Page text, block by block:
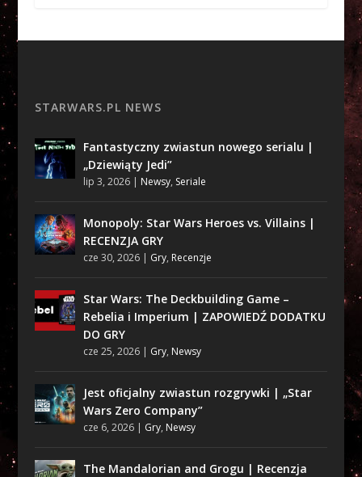
STARWARS.PL NEWS
Fantastyczny zwiastun nowego serialu |
„Dziewiąty Jedi”
lip 3, 2026| Newsy, Seriale
Monopoly: Star Wars Heroes vs. Villains |
RECENZJA GRY
cze 30, 2026| Gry, Recenzje
Star Wars: The Deckbuilding Game –
Rebelia i Imperium | ZAPOWIEDŹ DODATKU
DO GRY
cze 25, 2026| Gry, Newsy
Jest oficjalny zwiastun rozgrywki | „Star
Wars Zero Company”
cze 6, 2026| Gry, Newsy
The Mandalorian and Grogu | Recenzja